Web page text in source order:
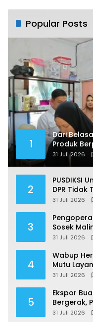
Popular Posts
1
Dari
Produk
31 Juli 2026
2
PUSDIKSI
DPR Tidak
Sesuka
31 Juli 2026
3
Sosek
Motor
31 Juli 2026
4
Wabup
Mutu
31 Juli 2026
5
Ekspor
Bergerak,
Naik Kelas
31 Juli 2026